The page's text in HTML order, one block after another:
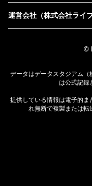
運営会社（株式会社ライブ
©
データはデータスタジアム（
は公式記録
提供している情報は電子的
れ無断で複製または転